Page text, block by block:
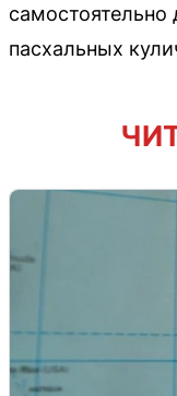
пасхальных